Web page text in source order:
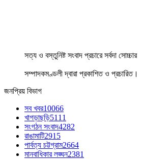
সত্য ও বস্তুনিষ্ট সংবাদ প্রচারে সর্বদা সোচ্চার
সম্পাদকমণ্ডলী দ্বারা প্রকাশিত ও প্রচারিত।
জনপ্রিয় বিভাগ
সব খবর10066
খাগড়াছড়ি5111
সংগঠন সংবাদ4282
রাঙামাটি2915
পার্বত্য চট্টগ্রাম2664
মানবাধিকার লঙ্ঘন2381